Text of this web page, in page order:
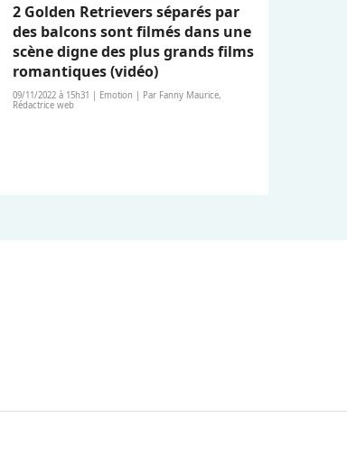
2 Golden Retrievers séparés par
des balcons sont filmés dans une
scène digne des plus grands films
romantiques (vidéo)
09/11/2022 à 15h31 | Emotion | Par Fanny Maurice,
Rédactrice web